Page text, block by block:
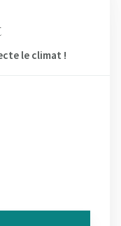
le climat !